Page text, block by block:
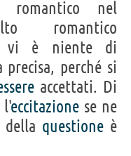
nel
romantico
vi è niente di
perché si
accettati. Di
l'eccitazionese ne
questione è